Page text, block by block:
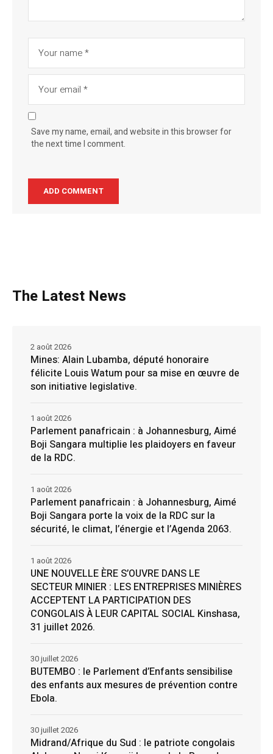
Save my name, email, and website in this browser for
the next time I comment.
The Latest News
Mines: Alain Lubamba, député honoraire
félicite Louis Watum pour sa mise en œuvre de
son initiative legislative.
2 août 2026
Parlement panafricain : à Johannesburg, Aimé
Boji Sangara multiplie les plaidoyers en faveur
de la RDC.
1 août 2026
Parlement panafricain : à Johannesburg, Aimé
Boji Sangara porte la voix de la RDC sur la
sécurité, le climat, l’énergie et l’Agenda 2063.
1 août 2026
UNE NOUVELLE ÈRE S’OUVRE DANS LE
SECTEUR MINIER : LES ENTREPRISES MINIÈRES
ACCEPTENT LA PARTICIPATION DES
CONGOLAIS À LEUR CAPITAL SOCIAL Kinshasa,
31 juillet 2026.
1 août 2026
BUTEMBO : le Parlement d’Enfants sensibilise
des enfants aux mesures de prévention contre
Ebola.
30 juillet 2026
Midrand/Afrique du Sud : le patriote congolais
30 juillet 2026